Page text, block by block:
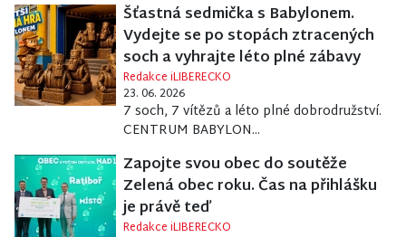
Šťastná sedmička s Babylonem.
Vydejte se po stopách ztracených
soch a vyhrajte léto plné zábavy
Redakce iLIBERECKO
23. 06. 2026
7 soch, 7 vítězů a léto plné dobrodružství.
CENTRUM BABYLON...
Zapojte svou obec do soutěže
Zelená obec roku. Čas na přihlášku
je právě teď
Redakce iLIBERECKO